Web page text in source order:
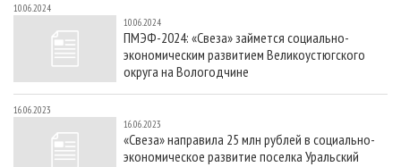
10.06.2024
10.06.2024
ПМЭФ-2024: «Свеза» займется социально-
экономическим развитием Великоустюгского
округа на Вологодчине
16.06.2023
16.06.2023
«Свеза» направила 25 млн рублей в социально-
экономическое развитие поселка Уральский